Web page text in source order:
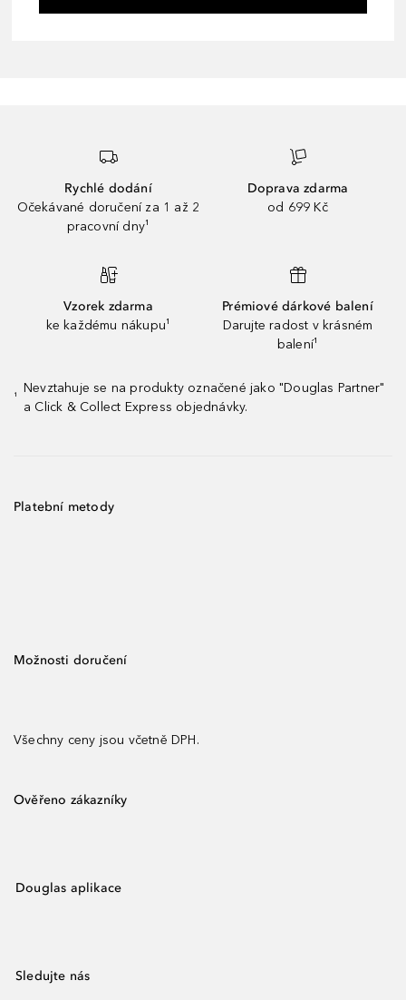
Rychlé dodání
Očekávané doručení za 1 až 2
pracovní dny¹
Doprava zdarma
od 699 Kč
Vzorek zdarma
ke každému nákupu¹
Prémiové dárkové balení
Darujte radost v krásném
balení¹
¹
Nevztahuje se na produkty označené jako "Douglas Partner"
a Click & Collect Express objednávky.
Platební metody
Možnosti doručení
Všechny ceny jsou včetně DPH.
Ověřeno zákazníky
Douglas aplikace
Sledujte nás